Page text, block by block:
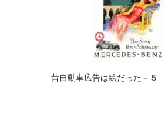
ン
昔自動車広告は絵だった－５